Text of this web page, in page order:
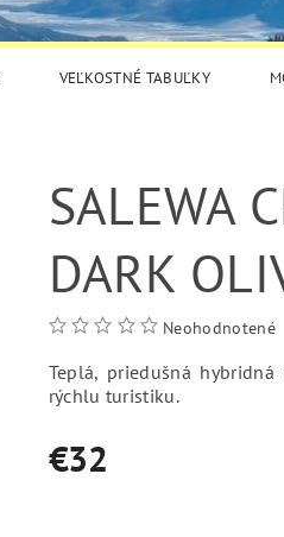
VEĽKOSTNÉ TABUĽKY
SALEWA
DARK
Neohodnotené
Teplá, priedušná
rýchlu turistiku.
€32